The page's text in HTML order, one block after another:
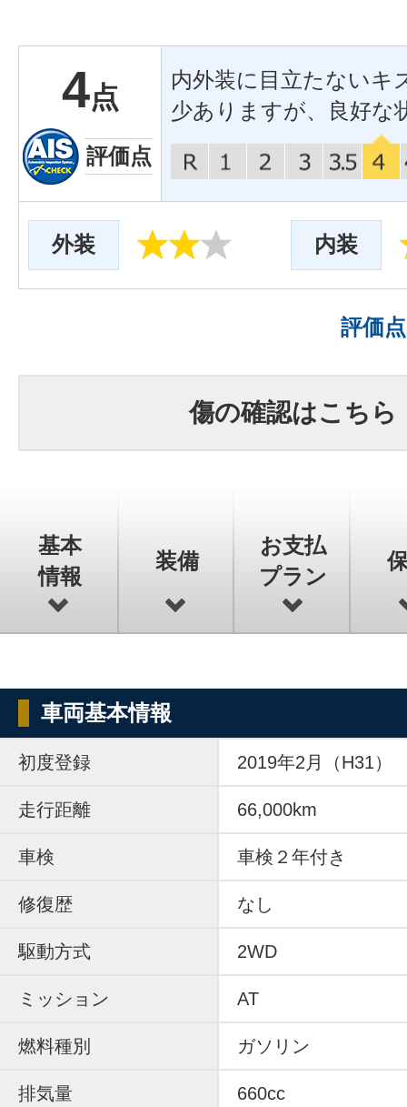
4点
評価点
内外装に目立たないキ
少ありますが、良好な
外装 内装
評価
傷の確認はこちら
基本
情報
装備
お支払
プラン
車両基本情報
初度登録 2019年2月（H31）
走行距離 66,000km
車検 車検２年付き
修復歴 なし
駆動方式 2WD
ミッション AT
燃料種別 ガソリン
排気量 660cc